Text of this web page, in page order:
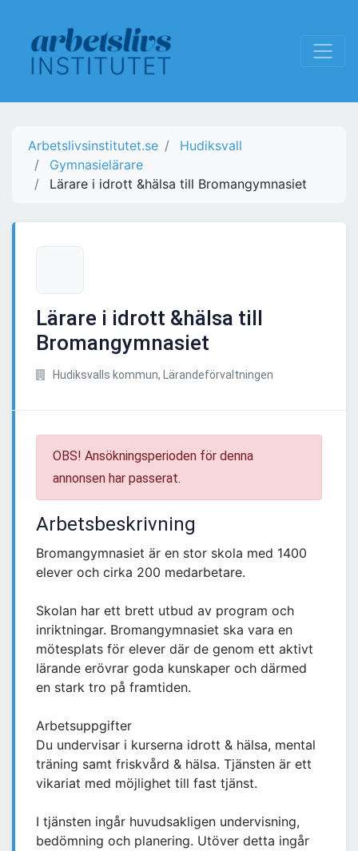
Arbetslivsinstitutet.se
Hudiksvall
Gymnasielärare
Lärare i idrott &hälsa till Bromangymnasiet
Lärare i idrott &hälsa till
Bromangymnasiet
Hudiksvalls kommun, Lärandeförvaltningen
OBS! Ansökningsperioden för denna
annonsen har passerat.
Arbetsbeskrivning
Bromangymnasiet är en stor skola med 1400
elever och cirka 200 medarbetare.
Skolan har ett brett utbud av program och
inriktningar. Bromangymnasiet ska vara en
mötesplats för elever där de genom ett aktivt
lärande erövrar goda kunskaper och därmed
en stark tro på framtiden.
Arbetsuppgifter
Du undervisar i kurserna idrott & hälsa, mental
träning samt friskvård & hälsa. Tjänsten är ett
vikariat med möjlighet till fast tjänst.
I tjänsten ingår huvudsakligen undervisning,
bedömning och planering. Utöver detta ingår